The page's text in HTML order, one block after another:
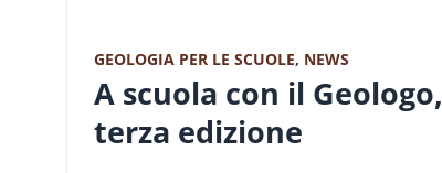
GEOLOGIA PER LE SCUOLE, NEWS
A scuola con il Geologo,
terza edizione